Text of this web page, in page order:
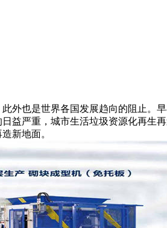
外也是世界各国发展趋向的阻止。
益严重，城市生活垃圾资源化再生
新地面。